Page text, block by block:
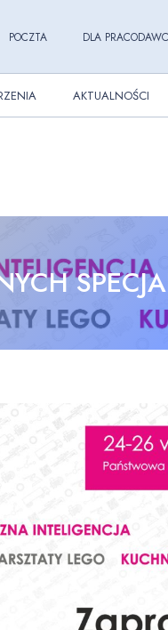
POCZTA DLA
AKTUALNOŚCI